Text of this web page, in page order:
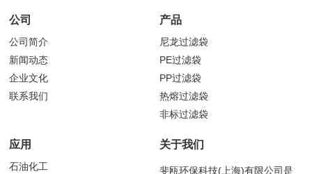
公司
公司简介
新闻动态
企业文化
联系我们
产品
尼龙过滤袋
PE过滤袋
PP过滤袋
热熔过滤袋
非标过滤袋
应用
石油化工
关于我们
斐瓯环保科技(上海)有限公司是